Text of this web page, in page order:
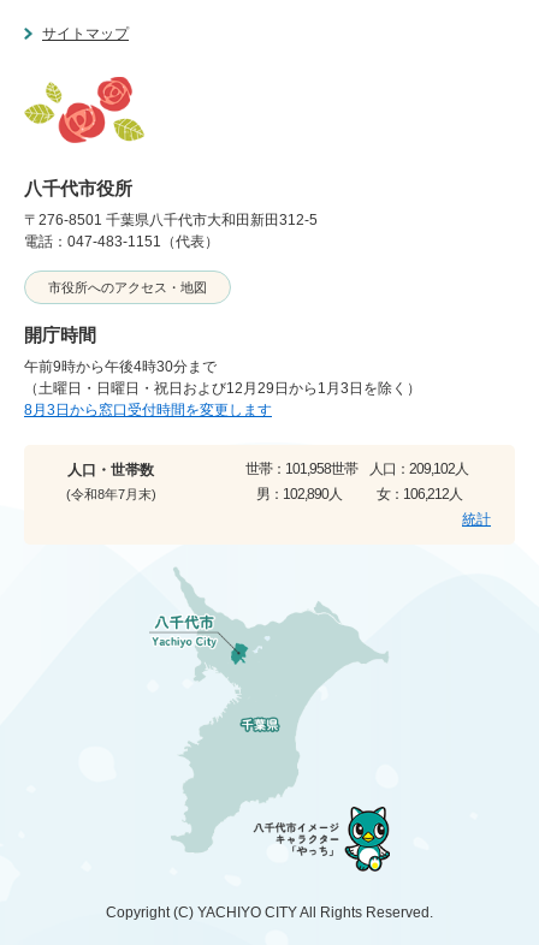
サイトマップ
八千代市役所
〒276-8501 千葉県八千代市大和田新田312-5
電話：047-483-1151（代表）
市役所へのアクセス・地図
開庁時間
午前9時から午後4時30分まで
（土曜日・日曜日・祝日および12月29日から1月3日を除く）
8月3日から窓口受付時間を変更します
人口・世帯数
(令和8年7月末)
世帯： 101,958世帯 人口： 209,102人
男： 102,890人 女： 106,212人
統計
Copyright (C) YACHIYO CITYAll Rights Reserved.